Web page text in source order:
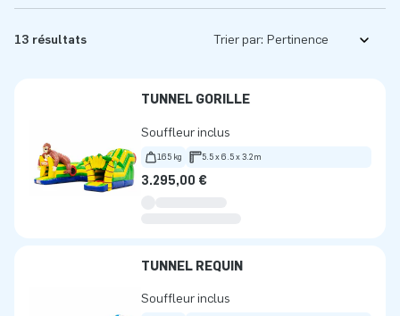
13 résultats Trier par:
TUNNEL GORILLE
Souffleur inclus
165 kg 5.5 x 6.5 x 3.2m
3.295,00 €
TUNNEL REQUIN
Souffleur inclus